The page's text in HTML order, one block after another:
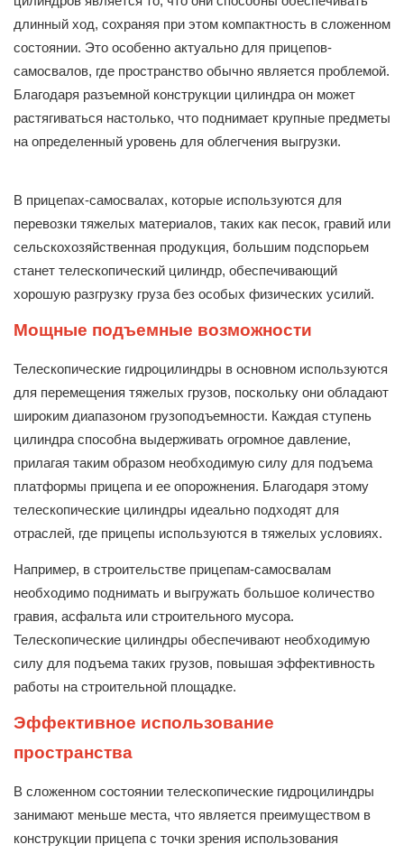
длинный ход, сохраняя при этом компактность в сложенном
состоянии. Это особенно актуально для прицепов-
самосвалов, где пространство обычно является проблемой.
Благодаря разъемной конструкции цилиндра он может
растягиваться настолько, что поднимает крупные предметы
на определенный уровень для облегчения выгрузки.
В прицепах-самосвалах, которые используются для
перевозки тяжелых материалов, таких как песок, гравий или
сельскохозяйственная продукция, большим подспорьем
станет телескопический цилиндр, обеспечивающий
хорошую разгрузку груза без особых физических усилий.
Мощные подъемные возможности
Телескопические гидроцилиндры в основном используются
для перемещения тяжелых грузов, поскольку они обладают
широким диапазоном грузоподъемности. Каждая ступень
цилиндра способна выдерживать огромное давление,
прилагая таким образом необходимую силу для подъема
платформы прицепа и ее опорожнения. Благодаря этому
телескопические цилиндры идеально подходят для
отраслей, где прицепы используются в тяжелых условиях.
Например, в строительстве прицепам-самосвалам
необходимо поднимать и выгружать большое количество
гравия, асфальта или строительного мусора.
Телескопические цилиндры обеспечивают необходимую
силу для подъема таких грузов, повышая эффективность
работы на строительной площадке.
Эффективное использование
пространства
В сложенном состоянии телескопические гидроцилиндры
занимают меньше места, что является преимуществом в
конструкции прицепа с точки зрения использования